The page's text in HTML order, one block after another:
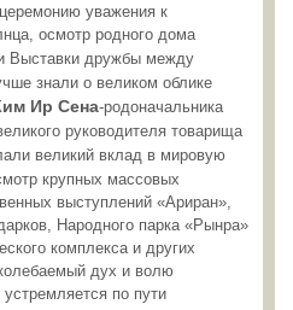
уважения к
осмотр родного дома
Выставки дружбы между
знали о великом облике
Ир Сена-родоначальника
руководителя товарища
великий вклад в мировую
крупных массовых
выступлений «Ариран»,
Народного парка «Рынра»
комплекса и других
дух и волю
устремляется по пути